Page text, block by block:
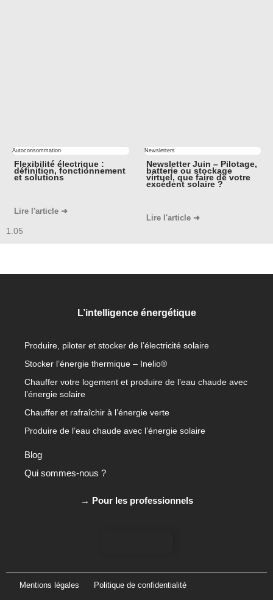
Autoconsommation
Flexibilité électrique :
définition, fonctionnement
et solutions
Lire l'article ➜
Newsletters
Newsletter Juin – Pilotage,
batterie ou stockage
virtuel, que faire de votre
excédent solaire ?
Lire l'article ➜
L’intelligence énergétique
Produire, piloter et stocker de l’électricité solaire
Stocker l’énergie thermique – Inelio®
Chauffer votre logement et produire de l’eau chaude avec
l’énergie solaire
Chauffer et rafraîchir à l’énergie verte
Produire de l’eau chaude avec l’énergie solaire
Blog
Qui sommes-nous ?
→ Pour les professionnels
Mentions légales Politique de confidentialité